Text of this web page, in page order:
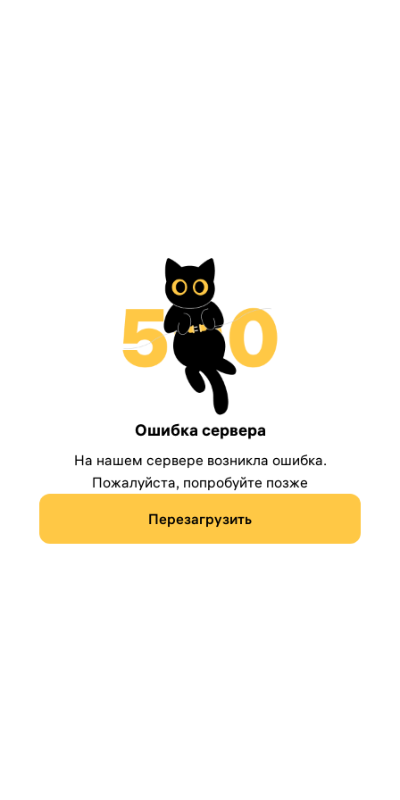
Ошибка сервера
На нашем сервере возникла ошибка.
Пожалуйста, попробуйте позже
Перезагрузить